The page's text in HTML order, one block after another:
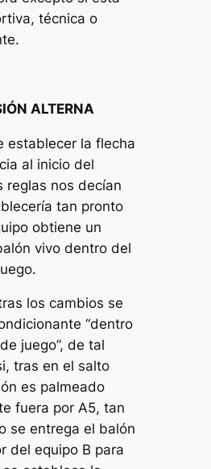
técnica o
ALTERNA
establecer la flecha
al inicio del
reglas nos decían
tan pronto
obtiene un
vivo dentro del
los cambios se
“dentro
juego”, de tal
tras en el salto
es palmeado
fuera por A5, tan
se entrega el balón
del equipo B para